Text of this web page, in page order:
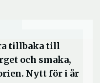
tillbaka till
och smaka,
Nytt för i år